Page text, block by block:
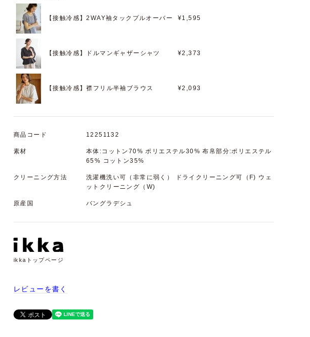
【接触冷感】2WAY袖タックプルオーバー ¥1,595
【接触冷感】ドルマンギャザーシャツ ¥2,373
【接触冷感】襟フリル半袖ブラウス ¥2,093
商品コード 12251132
素材
本体:コットン70% ポリエステル30% 布帛部分:ポリエステル
65% コットン35%
クリーニング方法
洗濯機洗い可（非常に弱く） ドライクリーニング可（F) ウェ
ットクリーニング（W)
原産国 バングラデシュ
ikkaトップページ
レビューを書く